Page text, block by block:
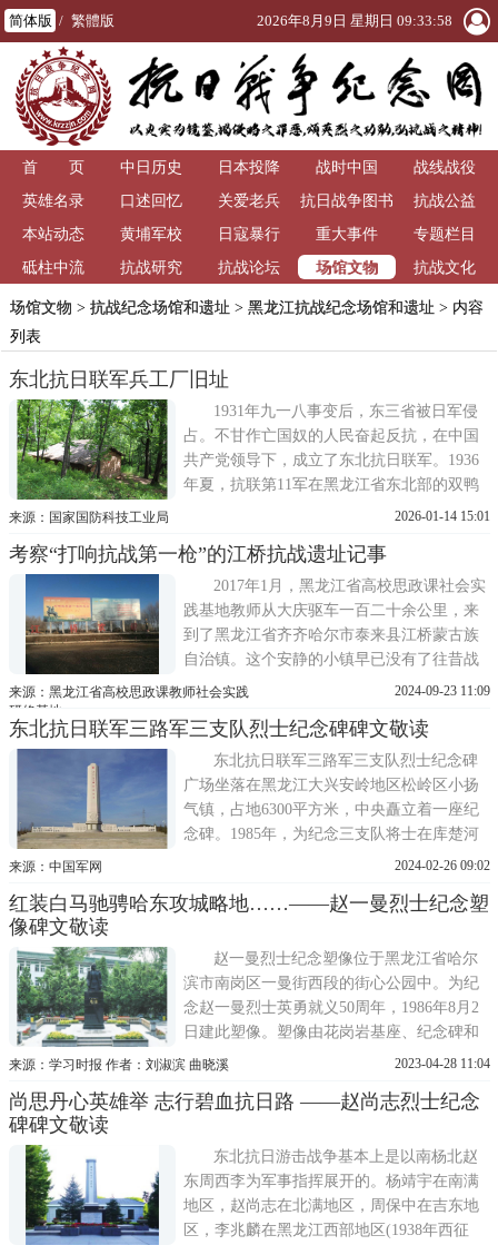
简体版 / 繁體版 2026年8月9日 星期日 09:33:59
首 页 中日历史 日本投降 战时中国
战线战役
英雄名录
口述回忆 关爱老兵
抗日战争图书
馆
抗战公益
本站动态
黄埔军校 日寇暴行 重大事件
专题栏目
砥柱中流
抗战研究 抗战论坛 场馆文物 抗战文化
场馆文物 > 抗战纪念场馆和遗址 > 黑龙江抗战纪念场馆和遗址 > 内容
列表
东北抗日联军兵工厂旧址
1931年九一八事变后，东三省被日军侵
占。不甘作亡国奴的人民奋起反抗，在中国
共产党领导下，成立了东北抗日联军。1936
年夏，抗联第11军在黑龙江省东北部的双鸭
山市集贤县附近的七星砬子山建立起兵工
群，为这一区域的抗日斗争提供了保障。七
星砬子抗联密营遗址于1999年被公布为黑龙
江省级文物保护单位。
来源：国家国防科技工业局 2026-01-14 15:01
考察“打响抗战第一枪”的江桥抗战遗址记事
2017年1月，黑龙江省高校思政课社会实
践基地教师从大庆驱车一百二十余公里，来
到了黑龙江省齐齐哈尔市泰来县江桥蒙古族
自治镇。这个安静的小镇早已没有了往昔战
场上的枪林弹雨，抗战英雄们的奋力厮杀，
面……1931年11月4日，著名抗日将领马占山
将军，激民族之义愤，怀满腔之热血，以一
旅之众，首赴国难，打
来源：黑龙江省高校思政课教师社会实践
研修基地
2024-09-23 11:09
东北抗日联军三路军三支队烈士纪念碑碑文敬读
东北抗日联军三路军三支队烈士纪念碑
广场坐落在黑龙江大兴安岭地区松岭区小扬
气镇，占地6300平方米，中央矗立着一座纪
念碑。1985年，为纪念三支队将士在库楚河
战役中打击日寇、血染苍山的壮举，黑龙江
胜利40周年之际奠基，1986年特立此碑。碑
黑龙江省委原副书记、省长陈
来源：中国军网 2024-02-26 09:02
红装白马驰骋哈东攻城略地……——赵一曼烈士纪念塑
像碑文敬读
赵一曼烈士纪念塑像位于黑龙江省哈尔
滨市南岗区一曼街西段的街心公园中。为纪
念赵一曼烈士英勇就义50周年，1986年8月2
日建此塑像。塑像由花岗岩基座、纪念碑和
铜像三部分组成。走进公园，迎面是英姿飒
碑文《抗日民族女英雄赵一曼》，全文如
宁，汉族，一九〇五年十月
来源：学习时报 作者：刘淑滨 曲晓溪 2023-04-28 11:04
尚思丹心英雄举 志行碧血抗日路 ——赵尚志烈士纪念
碑碑文敬读
东北抗日游击战争基本上是以南杨北赵
东周西李为军事指挥展开的。杨靖宇在南满
地区，赵尚志在北满地区，周保中在吉东地
区，李兆麟在黑龙江西部地区(1938年西征